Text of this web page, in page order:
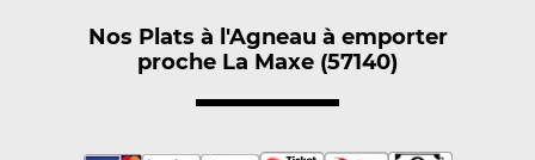
Nos Plats à l'Agneau à emporter
proche La Maxe (57140)